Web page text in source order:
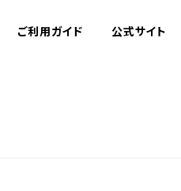
ご利用ガイド 公式サイト